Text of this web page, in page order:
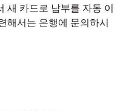
새 카드로 납부를 자동 이
해서는 은행에 문의하시